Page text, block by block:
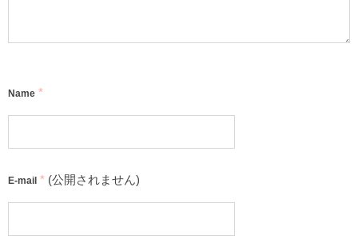
Name *
E-mail * (公開されません)